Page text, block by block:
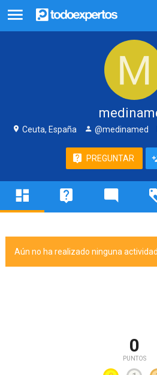
Ceuta, España @medinamed
PREGUNTAR
Aún no ha realizado ninguna
0
PUNTOS